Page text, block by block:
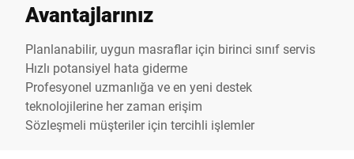
Avantajlarınız
Planlanabilir, uygun masraflar için birinci sınıf servis
Hızlı potansiyel hata giderme
Profesyonel uzmanlığa ve en yeni destek
teknolojilerine her zaman erişim
Sözleşmeli müşteriler için tercihli işlemler